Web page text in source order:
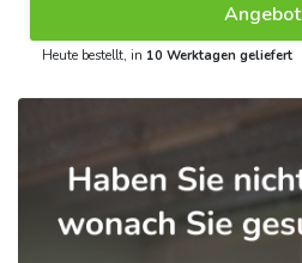
Angebot
Heute bestellt, in 10 Werktagen geliefert